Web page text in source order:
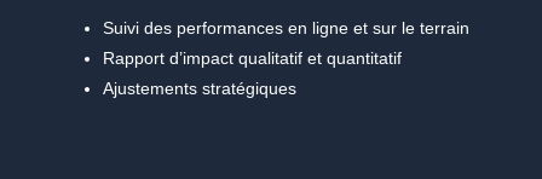
Suivi des performances en ligne et sur le terrain
Rapport d’impact qualitatif et quantitatif
Ajustements stratégiques